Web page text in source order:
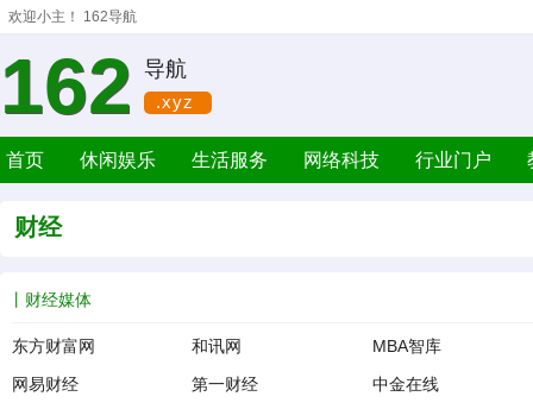
欢迎小主！ 162导航
162 导航
.xyz
首页 休闲娱乐 生活服务 网络科技 行业门户
财经
财经媒体
东方财富网 和讯网
MBA智库
网易财经
第一财经
中金在线